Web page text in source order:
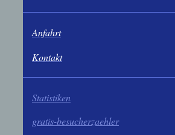
Anfahrt
Kontakt
Statistiken
gratis-besucherzaehler